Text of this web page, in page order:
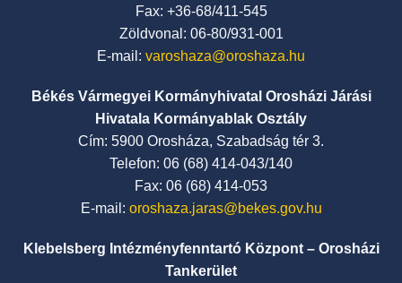
Fax: +36-68/411-545
Zöldvonal: 06-80/931-001
E-mail: varoshaza@oroshaza.hu
Békés Vármegyei Kormányhivatal Orosházi Járási
Hivatala Kormányablak Osztály
Cím: 5900 Orosháza, Szabadság tér 3.
Telefon: 06 (68) 414-043/140
Fax: 06 (68) 414-053
E-mail: oroshaza.jaras@bekes.gov.hu
Klebelsberg Intézményfenntartó Központ – Orosházi
Tankerület